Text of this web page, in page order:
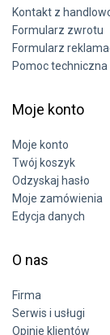
Kontakt z
Formularz zwrotu
Formularz
Pomoc techniczna
Moje konto
Moje konto
Twój koszyk
Odzyskaj hasło
Moje zamówienia
Edycja danych
O nas
Firma
Serwis i usługi
Opinie klientów